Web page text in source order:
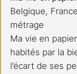
Belgique,
métrage
Ma vie en
habités par la
l’écart de ses